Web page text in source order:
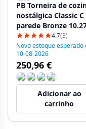
PB Torneira de
nostálgica Classic C
parede Bronze
4.7(3)
Novo estoque esperado
10-08-2026
250,96 €
Adicionar ao
carrinho